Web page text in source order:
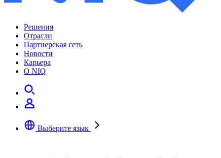
Решения
Отрасли
Партнерская сеть
Новости
Карьера
О NIQ
Выберите язык